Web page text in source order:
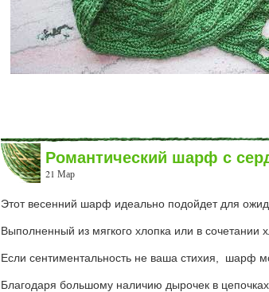
Романтический шарф с
21 Мар
Этот весенний шарф идеально подойдет для
Выполненный из мягкого хлопка или в
Если сентиментальность не ваша стихия, шарф
Благодаря большому наличию дырочек в